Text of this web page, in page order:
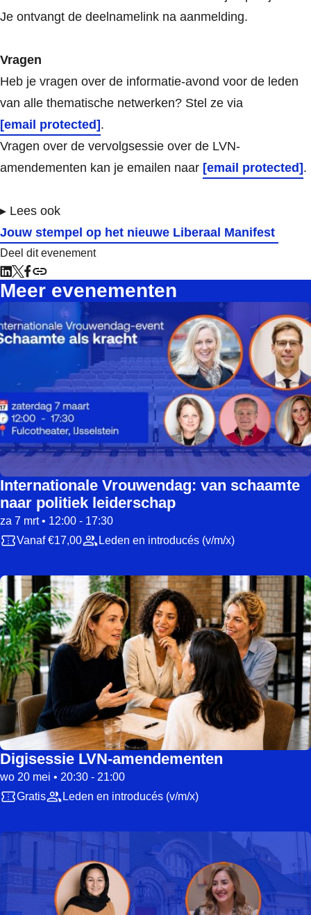
Je ontvangt de deelnamelink na aanmelding.
Vragen
Heb je vragen over de informatie-avond voor de leden
van alle thematische netwerken? Stel ze via
[email protected] .
Vragen over de vervolgsessie over de LVN-
amendementen kan je emailen naar [email protected] .
▸ Lees ook
Jouw stempel op het nieuwe Liberaal Manifest
Deel dit evenement
Meer evenementen
Internationale Vrouwendag: van schaamte
naar politiek leiderschap
za 7 mrt • 12:00 - 17:30
Starts on 07-03-2026 12:00 and ends on 07-03-2026 17:30
Vanaf €17,00 Leden en introducés (v/m/x)
Lee meer over Internationale Vrouwendag: van schaamte
Digisessie LVN-amendementen
wo 20 mei • 20:30 - 21:00
Starts on 20-05-2026 20:30 and ends on 21-05-2026 21:00
Gratis Leden en introducés (v/m/x)
Lee meer over Digisessie LVN-amendementen
Starts on 01-09-2026 18:30 and ends on 01-09-2026 21:30
Lee meer over INLW-diner 2026 – Female Freedom